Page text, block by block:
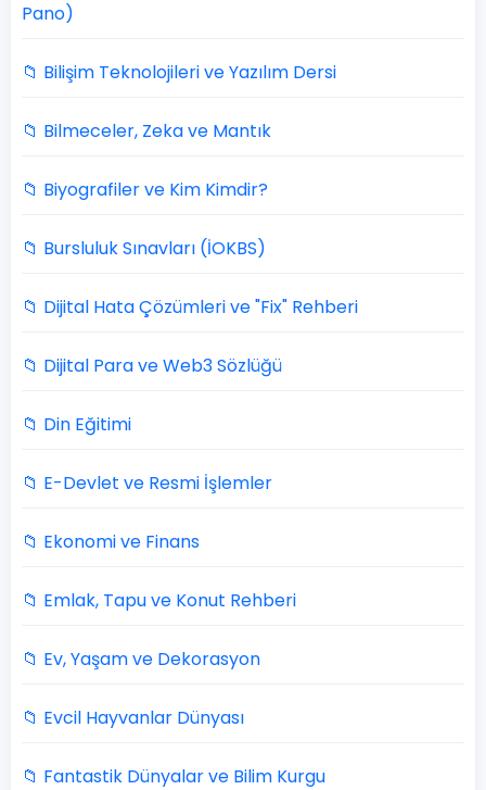
Pano)
📁 Bilişim Teknolojileri ve Yazılım Dersi
📁 Bilmeceler, Zeka ve Mantık
📁 Biyografiler ve Kim Kimdir?
📁 Bursluluk Sınavları (İOKBS)
📁 Dijital Hata Çözümleri ve "Fix" Rehberi
📁 Dijital Para ve Web3 Sözlüğü
📁 Din Eğitimi
📁 E-Devlet ve Resmi İşlemler
📁 Ekonomi ve Finans
📁 Emlak, Tapu ve Konut Rehberi
📁 Ev, Yaşam ve Dekorasyon
📁 Evcil Hayvanlar Dünyası
📁 Fantastik Dünyalar ve Bilim Kurgu